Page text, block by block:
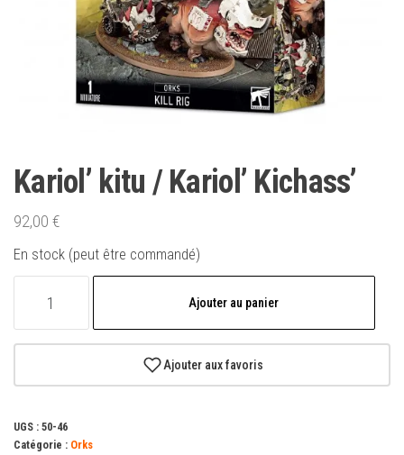
Kariol’ kitu / Kariol’ Kichass’
92,00 €
En stock (peut être commandé)
/
Kichass'
Ajouter au panier
Ajouter aux favoris
UGS : 50-46
Catégorie : Orks